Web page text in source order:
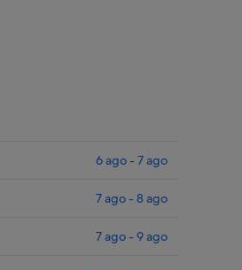
6 ago - 7 ago
7 ago - 8 ago
7 ago - 9 ago